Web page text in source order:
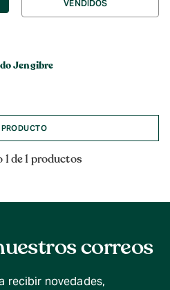
por
VENDIDOS
Jengibre
PRODUCTO
de 1 productos
correos
recibir novedades,